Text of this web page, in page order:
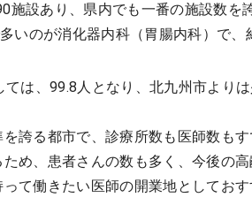
施設あり、県内でも一番の施設数
いのが消化器内科（胃腸内科）で、
は、99.8人となり、北九州市より
誇る都市で、診療所数も医師数も
め、患者さんの数も多く、今後の
て働きたい医師の開業地としておす